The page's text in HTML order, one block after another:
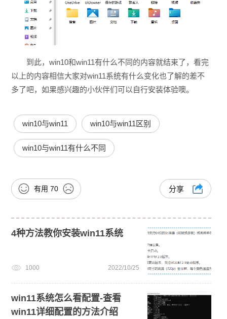
到此，win10和win11有什么不同的内容就结束了，看完
以上的内容相信大家对win11系统有什么变化也了解的差不
多了吧，如果感兴趣的小伙伴们可以自行安装体验噢。
win10与win11 win10与win11区别
win10与win11有什么不同
有用 70 分享
4种方法教你安装win11系统
1000 2022/10/25
win11系统怎么看配置-查看
win11详细配置的方法介绍